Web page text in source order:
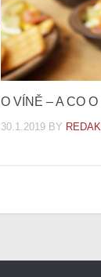
O VÍNĚ – A CO
30.1.2019 BY